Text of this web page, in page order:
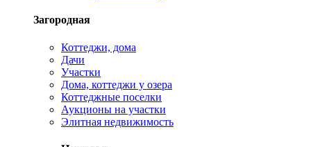
Загородная
Коттеджи, дома
Дачи
Участки
Дома, коттеджи у озера
Коттеджные поселки
Аукционы на участки
Элитная недвижимость